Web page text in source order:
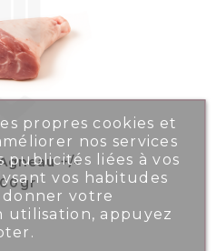
+/-
propres cookies et
nos services
liées à vos
vos habitudes
votre
utilisation, appuyez